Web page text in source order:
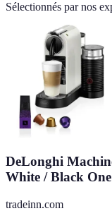
Sélectionnés par nos
DeLonghi
White / Black One
tradeinn.com